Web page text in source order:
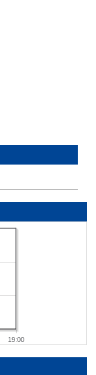
19:00